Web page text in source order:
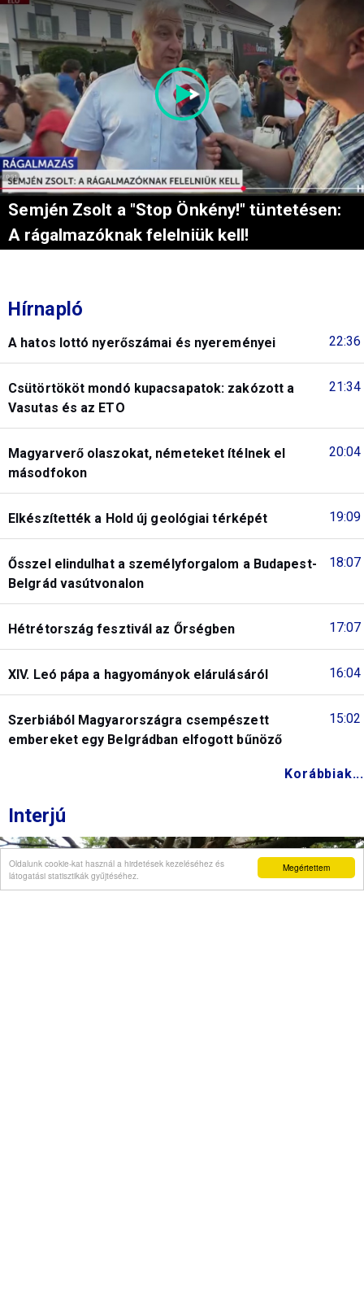
Megértettem
Oldalunk cookie-kat használ a hirdetések kezeléséhez és
látogatási statisztikák gyűjtéséhez.
Semjén Zsolt a "Stop Önkény!" tüntetésen:
A rágalmazóknak felelniük kell!
Hírnapló
22:36
A hatos lottó nyerőszámai és nyereményei
21:34
Csütörtököt mondó kupacsapatok: zakózott a
Vasutas és az ETO
20:04
Magyarverő olaszokat, németeket ítélnek el
másodfokon
19:09
Elkészítették a Hold új geológiai térképét
18:07
Ősszel elindulhat a személyforgalom a Budapest-
Belgrád vasútvonalon
17:07
Hétrétország fesztivál az Őrségben
16:04
XIV. Leó pápa a hagyományok elárulásáról
15:02
Szerbiából Magyarországra csempészett
embereket egy Belgrádban elfogott bűnöző
Korábbiak...
Interjú